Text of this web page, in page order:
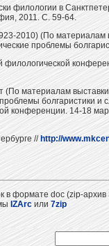
филологии в
2011. С. 59-64.
2010) (По материалам
проблемы
(По материалам
болгаристики и
конференции. 14-18
// http://
в формате doc (zip-
IZArc или7zip